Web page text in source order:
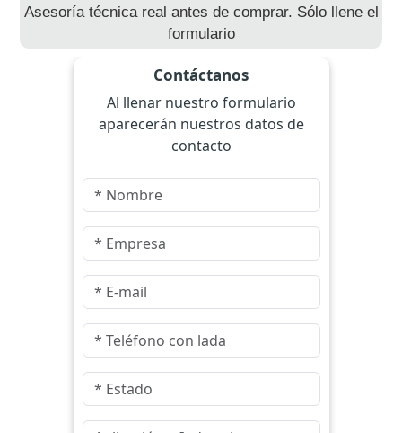
Asesoría técnica real antes de comprar. Sólo llene el
formulario